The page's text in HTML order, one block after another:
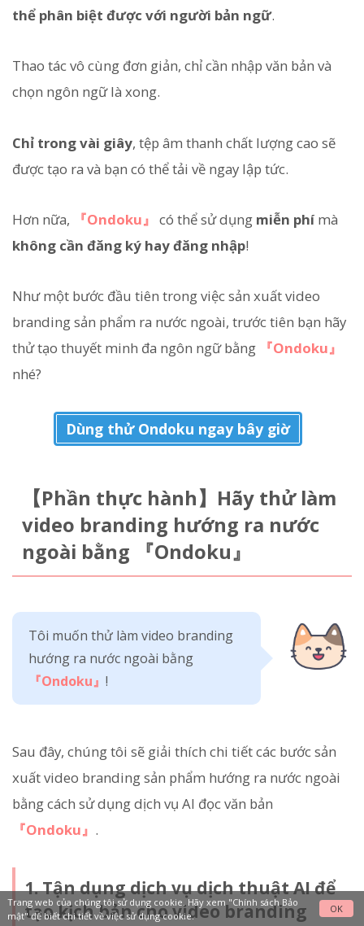
thể phân biệt được với người bản ngữ.
Thao tác vô cùng đơn giản, chỉ cần nhập văn bản và
chọn ngôn ngữ là xong.
Chỉ trong vài giây, tệp âm thanh chất lượng cao sẽ
được tạo ra và bạn có thể tải về ngay lập tức.
Hơn nữa, 『Ondoku』 có thể sử dụng miễn phímà
không cần đăng ký hay đăng nhập!
Như một bước đầu tiên trong việc sản xuất video
branding sản phẩm ra nước ngoài, trước tiên bạn hãy
thử tạo thuyết minh đa ngôn ngữ bằng
『Ondoku』
nhé?
Dùng thử Ondoku ngay bây giờ
【Phần thực hành】Hãy thử làm
video branding hướng ra nước
ngoài bằng 『Ondoku』
Tôi muốn thử làm video branding
hướng ra nước ngoài bằng
『Ondoku』 !
Sau đây, chúng tôi sẽ giải thích chi tiết các bước sản
xuất video branding sản phẩm hướng ra nước ngoài
bằng cách sử dụng dịch vụ AI đọc văn bản
『Ondoku』 .
1. Tận dụng dịch vụ dịch thuật AI để
tạo kịch bản cho video branding
Trang web của chúng tôi sử dụng cookie. Hãy xem "Chính sách Bảo
mật"để biết chi tiết về việc sử dụng cookie.
OK